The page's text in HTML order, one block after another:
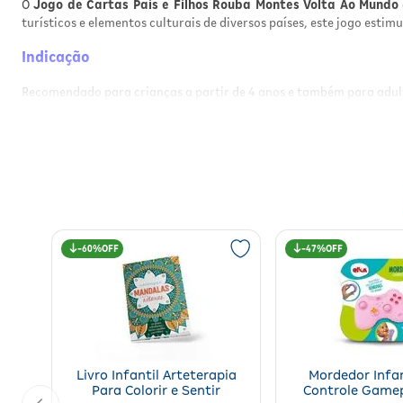
OJogo de Cartas Pais e Filhos Rouba Montes Volta Ao Mundo
turísticos e elementos culturais de diversos países, este jogo
Indicação
Recomendado para crianças a partir de 4 anos e também para
Leve e fácil de transportar, perfeito para viagens.
Jogo clássico com tema educativo e cultural;
Ajuda no desenvolvimento de habilidades cognitivas;
Produto certificado pelo Inmetro, garantindo segurança;
Modo de brincar
60%
Livro Infantil Arteterapia
Para Colorir e Sentir
47%
Mordedor
Controle